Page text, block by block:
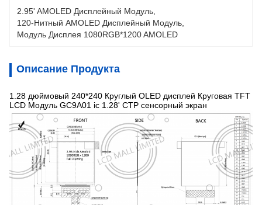
2.95' AMOLED Дисплейный Модуль
120-Нитный AMOLED Дисплейный Модуль
Модуль Дисплея 1080RGB*1200 AMOLED
Описание Продукта
1.28 дюймовый 240*240 Круглый OLED дисплей Круговая TFT
LCD Модуль GC9A01 ic 1.28' CTP сенсорный экран